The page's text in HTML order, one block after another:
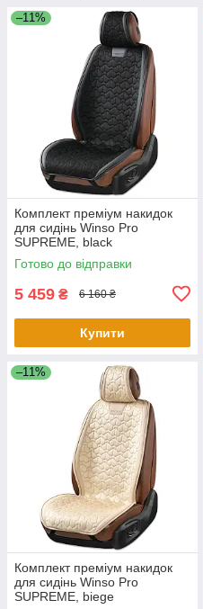
–11%
Комплект преміум накидок
для сидінь Winso Pro
SUPREME, black
Готово до відправки
5 459 ₴ 6 160 ₴
Купити
–11%
Комплект преміум накидок
для сидінь Winso Pro
SUPREME, biege